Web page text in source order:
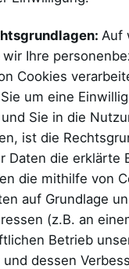
Auf
Ihre
Cookies
um eine
Sie in die
ist die
Daten die erklärte
die mithilfe von
auf Grundlage
(z.B. an
Betrieb
dessen